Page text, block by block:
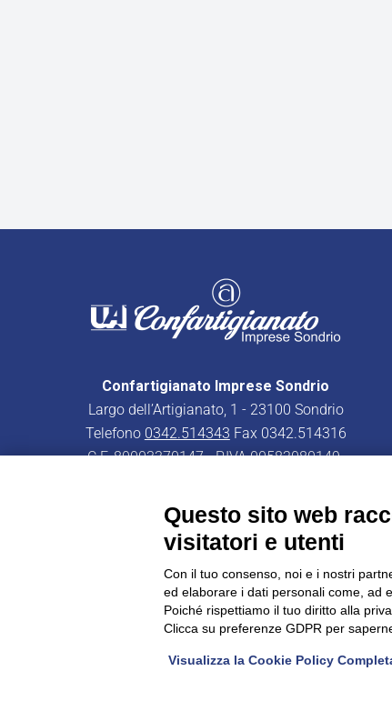
Confartigianato Imprese Sondrio
Largo dell’Artigianato, 1 - 23100 Sondrio
Telefono 0342.514343 Fax 0342.514316
C.F. 80003370147 - P.IVA 00582080149
CONFARTIGIANATO - Informative privacy Cookie Policy
Questo sito web
visitatori e utenti
Con il tuo consenso, noi e i nostri
ed elaborare i dati personali come, ad
Poiché rispettiamo il tuo diritto alla
Clicca su preferenze GDPR per
Visualizza la Cookie Policy